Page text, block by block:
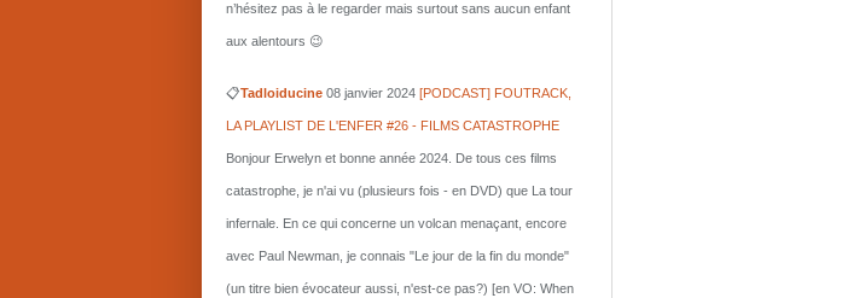
n’hésitez pas à le regarder mais surtout sans aucun enfant
aux alentours 😉
📋Tadloiducine 08 janvier 2024 [PODCAST] FOUTRACK,
LA PLAYLIST DE L'ENFER #26 - FILMS CATASTROPHE
Bonjour Erwelyn et bonne année 2024. De tous ces films
catastrophe, je n'ai vu (plusieurs fois - en DVD) que La tour
infernale. En ce qui concerne un volcan menaçant, encore
avec Paul Newman, je connais "Le jour de la fin du monde"
(un titre bien évocateur aussi, n'est-ce pas?) [en VO: When